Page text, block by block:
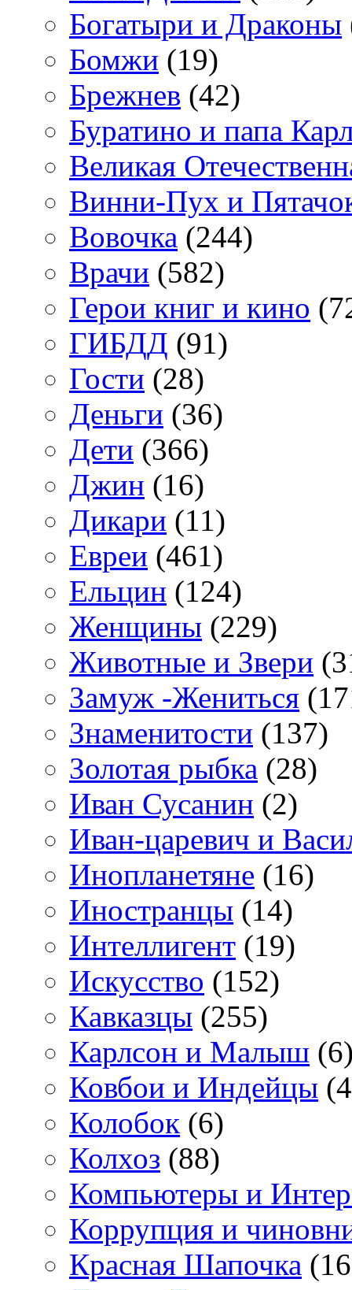
Богатыри и Драконы
Бомжи (19)
Брежнев (42)
Буратино и папа
Великая
Винни-Пух и
Вовочка (244)
Врачи (582)
Герои книг и кино
ГИБДД (91)
Гости (28)
Деньги (36)
Дети (366)
Джин (16)
Дикари (11)
Евреи (461)
Ельцин (124)
Женщины (229)
Животные и Звери
Замуж -Жениться
Знаменитости (137)
Золотая рыбка (28)
Иван Сусанин (2)
Иван-царевич и
Инопланетяне (16)
Иностранцы (14)
Интеллигент (19)
Искусство (152)
Кавказцы (255)
Карлсон и Малыш
Ковбои и Индейцы
Колобок (6)
Колхоз (88)
Компьютеры и
Коррупция и
Красная Шапочка